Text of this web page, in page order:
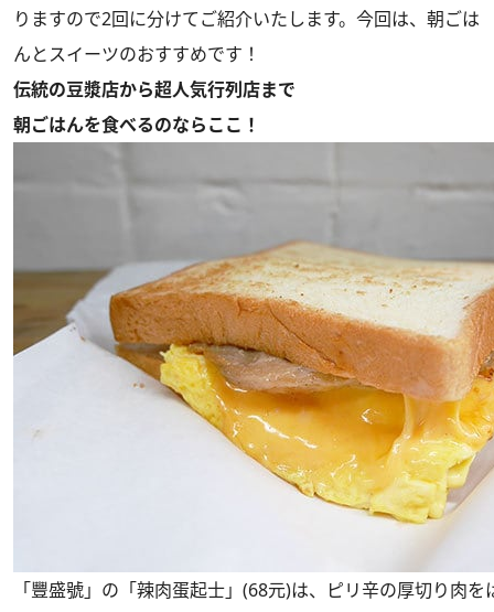
りますので2回に分けてご紹介いたします。今回は、朝ごは
んとスイーツのおすすめです！
伝統の豆漿店から超人気行列店まで
朝ごはんを食べるのならここ！
「豐盛號」の「辣肉蛋起士」(68元)は、ピリ辛の厚切り肉